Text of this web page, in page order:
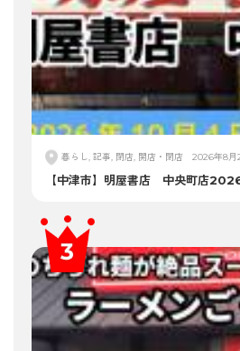
暮らし, 記事, 閉店, 開店・閉店 2026年8月
【中津市】明屋書店 中央町店